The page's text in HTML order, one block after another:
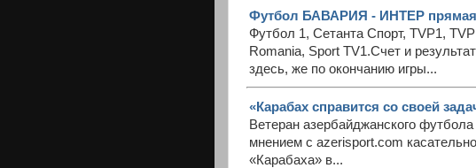
Футбол БАВАРИЯ - ИНТЕР прямая
Футбол 1, Сетанта Спорт, TVP1,
Romania, Sport TV1.Счет и
здесь, же по окончанию игры...
«Карабах справится со своей
Ветеран азербайджанского
мнением с azerisport.com
«Карабаха» в...